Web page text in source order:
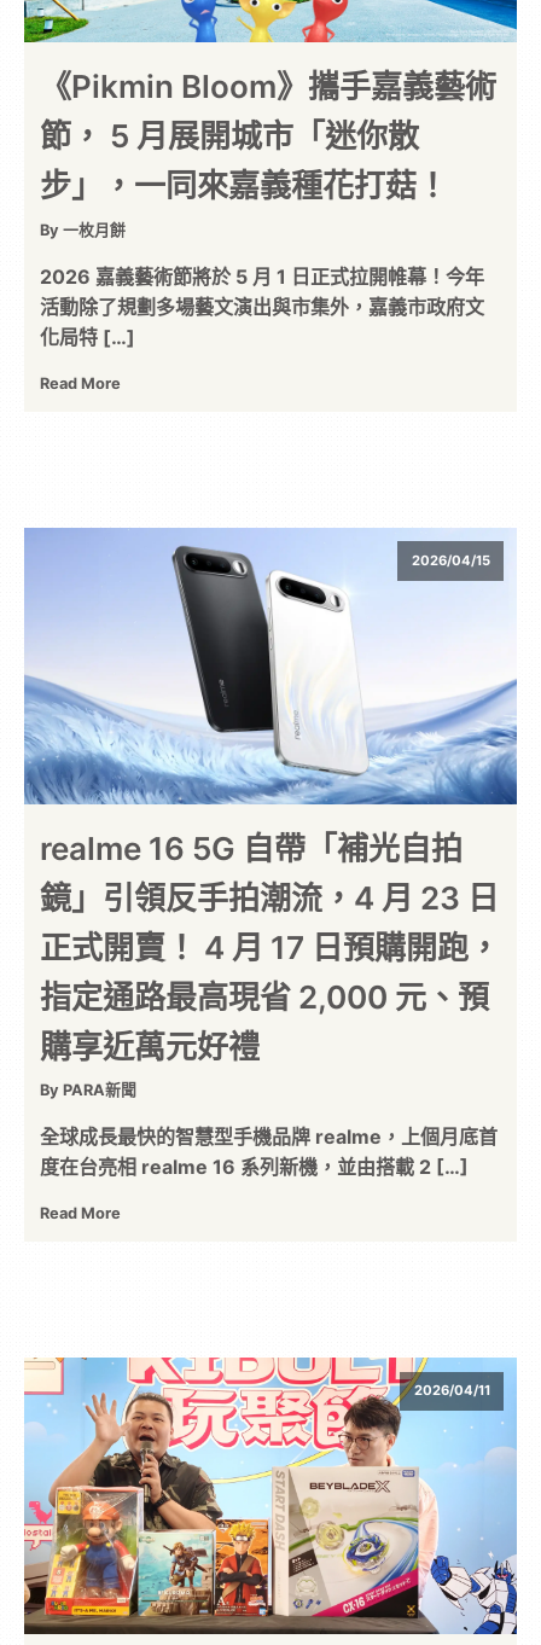
《Pikmin Bloom》攜手嘉義藝術
節， 5 月展開城市「迷你散
步」，一同來嘉義種花打菇！
By 一枚月餅
2026 嘉義藝術節將於 5 月 1 日正式拉開帷幕！今年
活動除了規劃多場藝文演出與市集外，嘉義市政府文
化局特 […]
Read More
2026/04/15
realme 16 5G 自帶「補光自拍
鏡」引領反手拍潮流，4 月 23 日
正式開賣！ 4 月 17 日預購開跑，
指定通路最高現省 2,000 元、預
購享近萬元好禮
By PARA新聞
全球成長最快的智慧型手機品牌 realme，上個月底首
度在台亮相 realme 16 系列新機，並由搭載 2 […]
Read More
2026/04/11